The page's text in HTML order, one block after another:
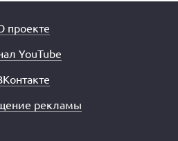
проекте
YouTube
рекламы